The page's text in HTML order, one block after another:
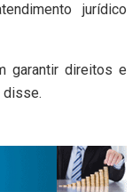
jurídico
garantir direitos e
disse.